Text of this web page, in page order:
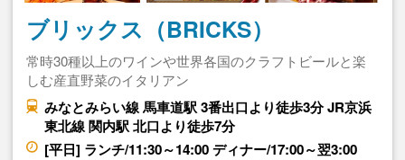
ブリックス（BRICKS）
常時30種以上のワインや世界各国のクラフトビールと楽
しむ産直野菜のイタリアン
みなとみらい線 馬車道駅 3番出口より徒歩3分 JR京浜
東北線 関内駅 北口より徒歩7分
[平日] ランチ/11:30～14:00 ディナー/17:00～翌3:00